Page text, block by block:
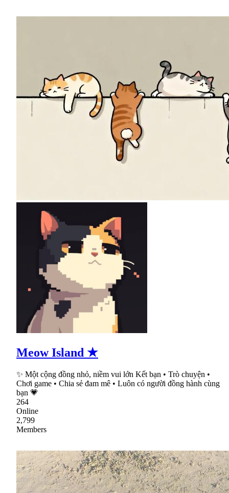
Meow Island ★
✨ Một cộng đồng nhỏ, niềm vui lớn Kết bạn • Trò chuyện •
Chơi game • Chia sẻ đam mê • Luôn có người đồng hành cùng
bạn 💗
264
Online
2,799
Members